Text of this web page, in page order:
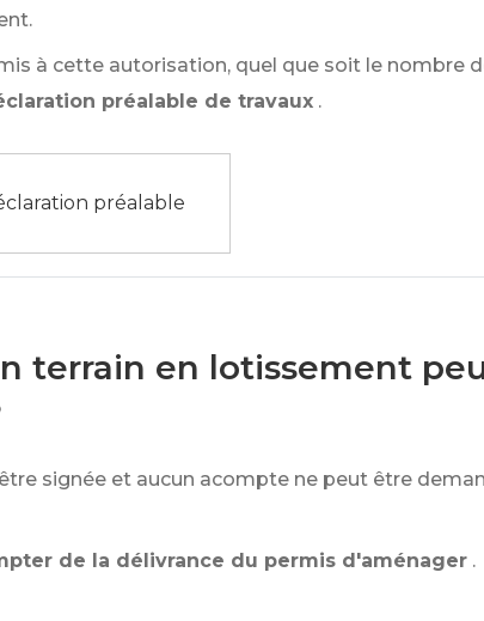
à cette autorisation, quel que soit le nombre
préalable de travaux .
préalable
terrain en lotissement
signée et aucun acompte ne peut être
de la délivrance du permis d'aménager .